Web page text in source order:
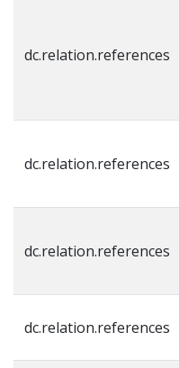
dc.relation.references
dc.relation.references
dc.relation.references
dc.relation.references